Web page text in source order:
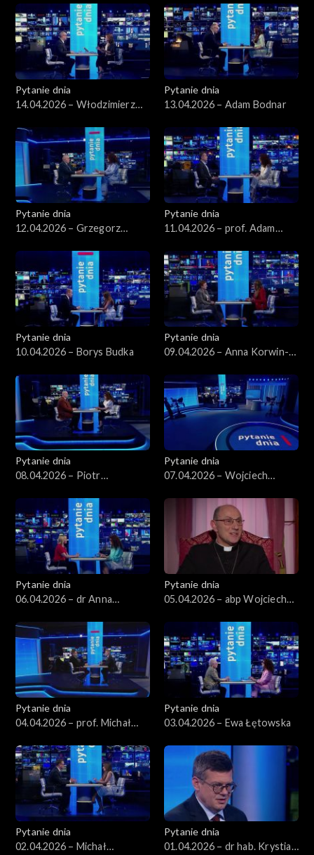
Pytanie dnia
14.04.2026 – Włodzimierz
Pytanie dnia
13.04.2026 – Adam Bodnar
Pytanie dnia
12.04.2026 – Grzegorz
Pytanie dnia
11.04.2026 – prof. Adam
Pytanie dnia
10.04.2026 – Borys Budka
Pytanie dnia
09.04.2026 – Anna Korwin-
Pytanie dnia
08.04.2026 – Piotr
Pytanie dnia
07.04.2026 – Wojciech
Pytanie dnia
06.04.2026 – dr Anna
Pytanie dnia
05.04.2026 – abp Wojciech
Pytanie dnia
04.04.2026 – prof. Michał
Pytanie dnia
03.04.2026 – Ewa Łętowska
Pytanie dnia
02.04.2026 – Michał
Pytanie dnia
01.04.2026 – dr hab. Krystian